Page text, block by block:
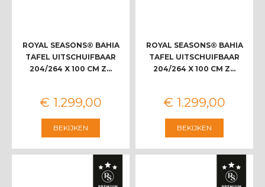
ROYAL SEASONS® BAHIA
TAFEL UITSCHUIFBAAR
204/264 X 100 CM Z…
€ 1.299,00
BEKIJKEN
ROYAL SEASONS® BAHIA
TAFEL UITSCHUIFBAAR
204/264 X 100 CM Z…
€ 1.299,00
BEKIJKEN